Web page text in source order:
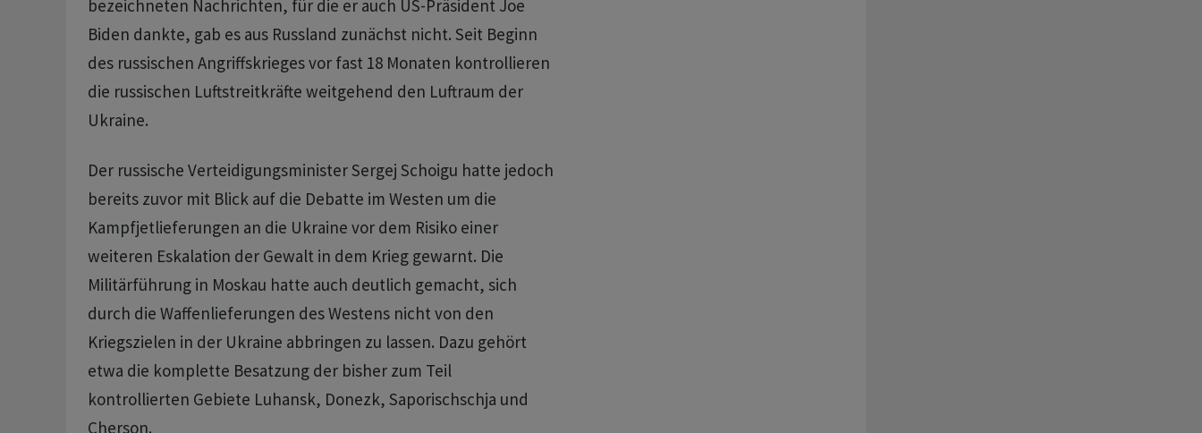
bezeichneten Nachrichten, für die er auch US-Präsident Joe
Biden dankte, gab es aus Russland zunächst nicht. Seit Beginn
des russischen Angriffskrieges vor fast 18 Monaten kontrollieren
die russischen Luftstreitkräfte weitgehend den Luftraum der
Ukraine.
Der russische Verteidigungsminister Sergej Schoigu hatte jedoch
bereits zuvor mit Blick auf die Debatte im Westen um die
Kampfjetlieferungen an die Ukraine vor dem Risiko einer
weiteren Eskalation der Gewalt in dem Krieg gewarnt. Die
Militärführung in Moskau hatte auch deutlich gemacht, sich
durch die Waffenlieferungen des Westens nicht von den
Kriegszielen in der Ukraine abbringen zu lassen. Dazu gehört
etwa die komplette Besatzung der bisher zum Teil
kontrollierten Gebiete Luhansk, Donezk, Saporischschja und
Cherson.